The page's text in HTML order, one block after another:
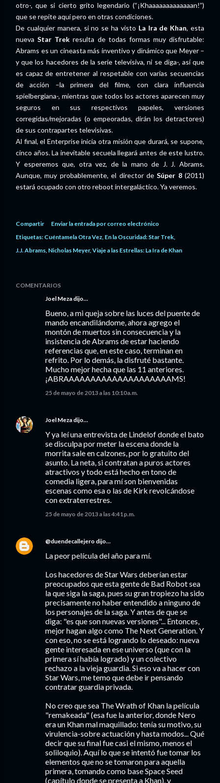
otro-, que si cierto grito legendario (“¡Khaaaaaaaaaaaaan!”)
que se repite aquí pero en otras condiciones.
De cualquier manera, si no se ha visto La Ira de Khan, esta
nuevaStar Trek resulta de todas formas muy disfrutable:
Abrams es un cineasta más inventivo y dinámico que Meyer –
y que los hacedores de la serie televisiva, ni se diga-, así que
es capaz de entretener al respetable con varias secuencias
de acción –la primera del filme, con clara influencia
spielbergiana-, mientras que todos los actores aparecen muy
seguros en sus respectivos papeles, versiones
corregidas/mejoradas (o empeoradas, dirán los detractores)
de sus contrapartes televisivas.
Al final, el Enterprise inicia otra misión que durará, se supone,
cinco años. La inevitable secuela llegará antes de este lustro.
Y esperemos que, otra vez, de la mano de J. J. Abrams.
Aunque, muy probablemente, el director deSúper 8(2011)
estará ocupado con otro reboot intergaláctico. Ya veremos.
Compartir
Enviar la entrada por correo electrónico
Etiquetas: Cuéntamela Otra Vez En la Oscuridad: Star Trek
J.J. Abrams Nicholas Meyer Viaje a las Estrellas: La Ira de Khan
COMENTARIOS
Joel Meza dijo…
Bueno, a mi queja sobre las luces del puente de
mando encandilándome, ahora agrego el
montón de muertos sin consecuencia y la
insistencia de Abrams de estar haciendo
referencias que, en este caso, terminan en
refrito. Por lo demás, la disfruté bastante.
Mucho mejor hecha que las 11 anteriores.
¡ABRAAAAAAAAAAAAAAAAAAAAMS!
25 de mayo de 2013 a las 10:10 a.m.
Joel Meza dijo…
Y ya leí una entrevista de Lindelof donde el bato
se disculpa por meter la escena donde la
morrita sale en calzones, por lo gratuito del
asunto. La neta, si contratan a puros actores
atractivos y todo está hecho en tono de
comedia ligera, para mí son bienvenidas
escenas como esa o las de Kirk revolcándose
con extraterrestres.
25 de mayo de 2013 a las 4:41 p.m.
@duendecallejero dijo…
La peor película del año para mí.
Los hacedores de Star Wars deberían estar
preocupados que esta gente de Bad Robot sea
la que siga la saga, pues su gran tropiezo ha sido
precisamente no haber entendido a ninguno de
los personajes de la saga. Y antes de que se
diga: "es que son nuevas versiones"... Entonces,
mejor hagan algo como The Next Generation. Y
con eso, no se está logrando lo deseado: nueva
gente interesada en ese universo (que con la
primera sí había logrado) y un colectivo
rechazo a la vieja guardia. Si eso va a hacer con
Star Wars, me temo que debe ir pensando
contratar guardia privada.
No creo que sea The Wrath of Khan la película
"remakeada" (esa fue la anterior, donde Nero
era un Khan mal maquillado: tenía su motivo, su
virulencia-sobre actuación y hasta modos... Qué
decir que su final fue casi el mismo, menos el
soliloquio). Aquí lo que se intentó fue tomar los
elementos que no se tomaron para aquella
primera, tomando como base Space Seed
(capítulo donde se presenta a Khan), y